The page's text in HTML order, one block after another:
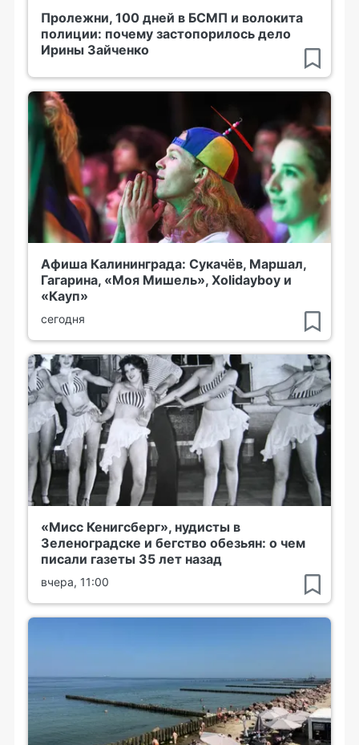
Пролежни, 100 дней в БСМП и волокита
полиции: почему застопорилось дело
Ирины Зайченко
Афиша Калининграда: Сукачёв, Маршал,
Гагарина, «Моя Мишель», Xolidayboy и
«Кауп»
сегодня
«Мисс Кенигсберг», нудисты в
Зеленоградске и бегство обезьян: о чем
писали газеты 35 лет назад
вчера, 11:00